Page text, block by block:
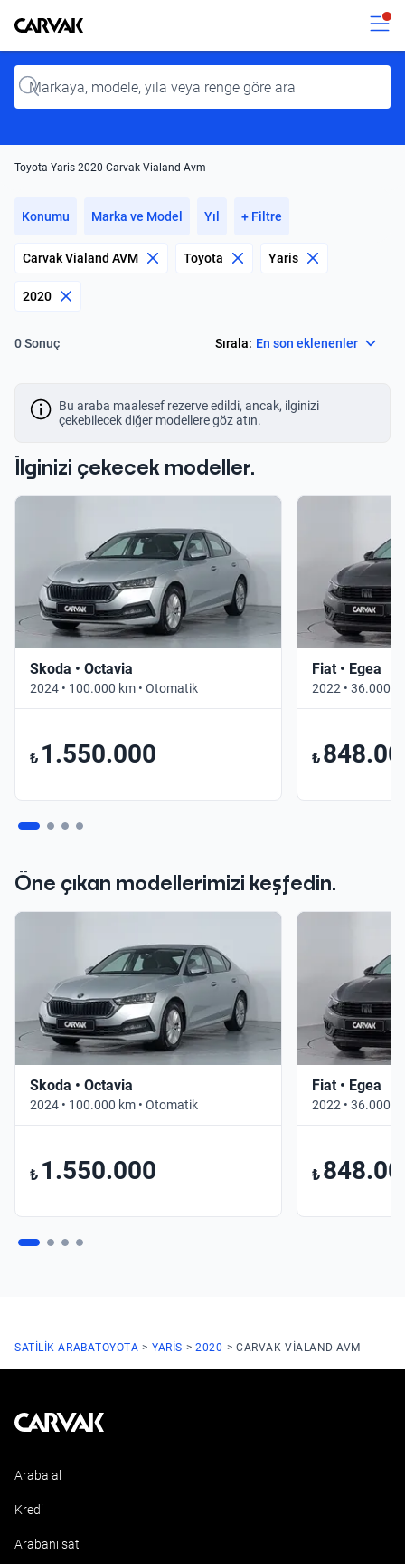
Kavak
Input
Toyota Yaris 2020 Carvak Vialand Avm
Konumu Marka ve Model Yıl + Filtre
Carvak Vialand AVM Toyota Yaris
2020
0 Sonuç Sırala: En son eklenenler
Bu araba maalesef rezerve edildi, ancak, ilginizi
çekebilecek diğer modellere göz atın.
İlginizi çekecek modeller.
Skoda • Octavia
2024 • 100.000 km • Otomatik
₺ 1.550.000
Fiat • Egea
2022 • 36.000
₺
Öne çıkan modellerimizi keşfedin.
Skoda • Octavia
2024 • 100.000 km • Otomatik
₺ 1.550.000
Fiat • Egea
2022 • 36.000
₺
SATILIK ARABATOYOTA YARIS 2020 CARVAK VIALAND AVM
Kavak
Araba al
Kredi
Arabanı sat